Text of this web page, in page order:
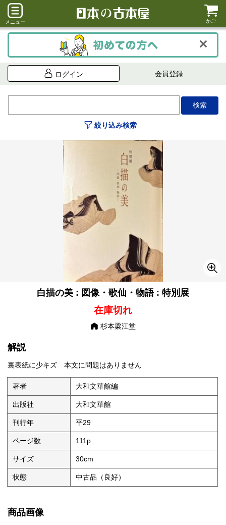
メニュー かご
ログイン 会員登録
絞り込み検索
白描の美 : 図像・歌仙・物語 : 特別展
在庫切れ
杉本梁江堂
解説
裏表紙に少キズ 本文に問題はありません
著者 大和文華館編
出版社 大和文華館
刊行年 平29
ページ数 111p
サイズ 30cm
状態 中古品（良好）
商品画像